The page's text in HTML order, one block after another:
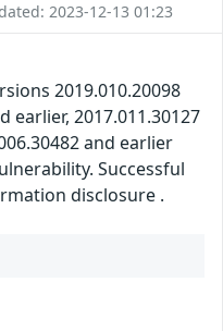
2023-12-13 01:23
2019.010.20098
earlier, 2017.011.30127
and earlier
Successful
disclosure .